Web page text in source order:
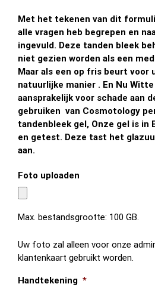
Met het tekenen van dit
alle vragen heb begrepen en
ingevuld. Deze tanden bleek
niet gezien worden als een
Maar als een op fris beurt voor
natuurlijke manier . En Nu
aansprakelijk voor schade aan
gebruiken van Cosmotology
tandenbleek gel, Onze gel is in
en getest. Deze tast het
aan.
Foto uploaden
Max. bestandsgrootte: 100 GB.
Uw foto zal alleen voor onze
klantenkaart gebruikt worden.
Handtekening *